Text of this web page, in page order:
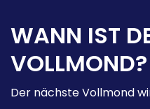
WANN IST
VOLLMOND?
Der nächste Vollmond